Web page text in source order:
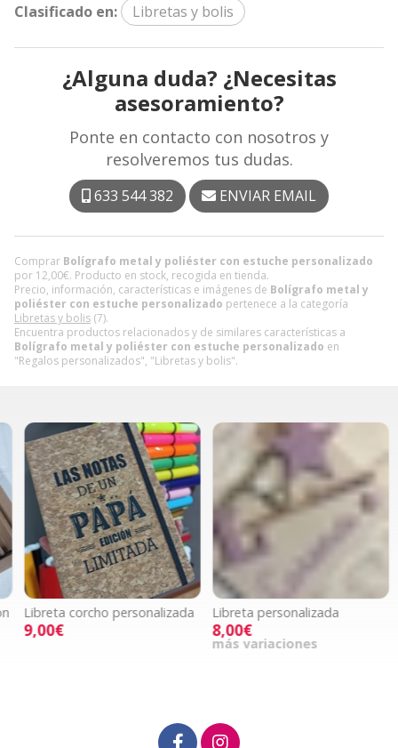
Comprar Bolígrafo metal y poliéster con estuche personalizado
por 12,00€. Producto en stock, recogida en tienda.
Precio, información, características e imágenes de Bolígrafo metal y
poliéster con estuche personalizado pertenece a la categoría
Libretas y bolis (7).
Encuentra productos relacionados y de similares características a
Bolígrafo metal y poliéster con estuche personalizado en
"Regalos personalizados", "Libretas y bolis".
Clasificado en: Libretas y bolis
¿Alguna duda? ¿Necesitas
asesoramiento?
Ponte en contacto con nosotros y
resolveremos tus dudas.
633 544 382 ENVIAR EMAIL
Libreta corcho personalizada
9,00€
Libreta personalizada
8,00€
más variaciones